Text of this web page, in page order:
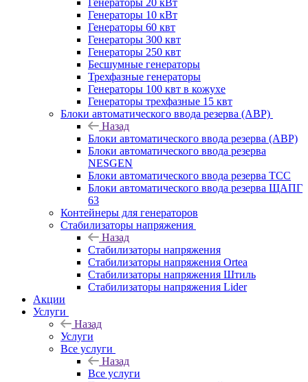
Генераторы 20 кВт
Генераторы 10 кВт
Генераторы 60 квт
Генераторы 300 квт
Генераторы 250 квт
Бесшумные генераторы
Трехфазные генераторы
Генераторы 100 квт в кожухе
Генераторы трехфазные 15 квт
Блоки автоматического ввода резерва (АВР)
Назад
Блоки автоматического ввода резерва (АВР)
Блоки автоматического ввода резерва
NESGEN
Блоки автоматического ввода резерва ТСС
Блоки автоматического ввода резерва ЩАПГ
63
Контейнеры для генераторов
Стабилизаторы напряжения
Назад
Стабилизаторы напряжения
Стабилизаторы напряжения Ortea
Стабилизаторы напряжения Штиль
Стабилизаторы напряжения Lider
Акции
Услуги
Назад
Услуги
Все услуги
Назад
Все услуги